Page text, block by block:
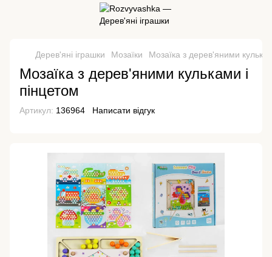
Дерев'яні іграшки Мозаїки Мозаїка з дерев'яними
Мозаїка з дерев'яними кульками і
пінцетом
Артикул: 136964 Написати відгук